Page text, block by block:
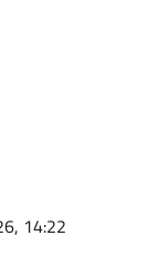
14:22